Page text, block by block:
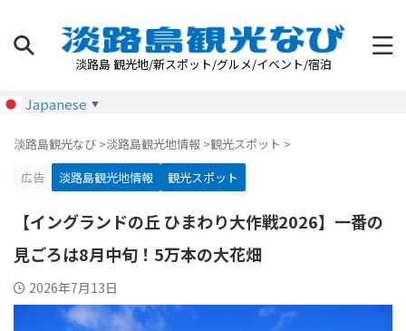
淡路島 観光地/新スポット/グルメ/イベント/宿泊
Japanese ▼
淡路島観光なび >淡路島観光地情報 >観光スポット >
広告
淡路島観光地情報 観光スポット
【イングランドの丘 ひまわり大作戦2026】一番の
見ごろは8月中旬！5万本の大花畑
2026年7月13日